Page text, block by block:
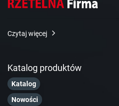
Czytaj więcej
Katalog produktów
Katalog
Nowości